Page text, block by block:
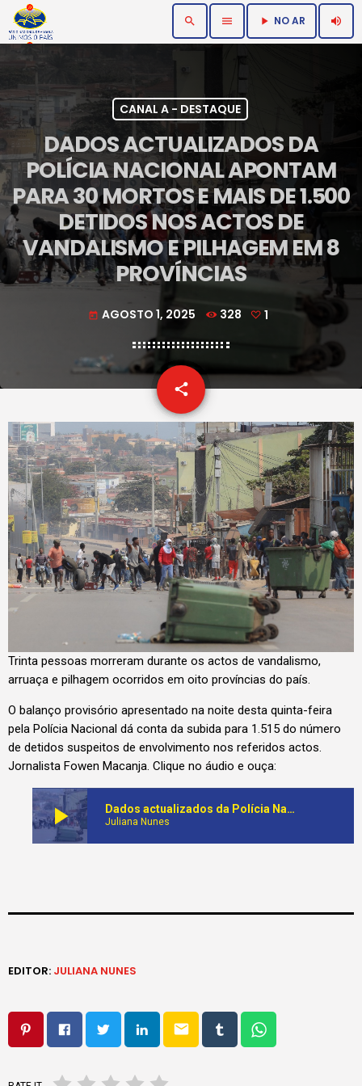
search menu play_arrow NO AR volume_up
CANAL A - DESTAQUE
DADOS ACTUALIZADOS DA
POLÍCIA NACIONAL APONTAM
PARA 30 MORTOS E MAIS DE 1.500
DETIDOS NOS ACTOS DE
VANDALISMO E PILHAGEM EM 8
PROVÍNCIAS
today AGOSTO 1, 2025 328 1
share
email
Trinta pessoas morreram durante os actos de vandalismo,
arruaça e pilhagem ocorridos em oito províncias do país.
O balanço provisório apresentado na noite desta quinta-feira
pela Polícia Nacional dá conta da subida para 1.515 do número
de detidos suspeitos de envolvimento nos referidos actos.
Jornalista Fowen Macanja. Clique no áudio e ouça:
play_arrow Dados actualizados da Polícia Nacional apontam para 30 mortos e mais de 1.500 detidos nos actos de vandalismo e pilhagem em 8 províncias
Juliana Nunes
EDITOR: JULIANA NUNES
email